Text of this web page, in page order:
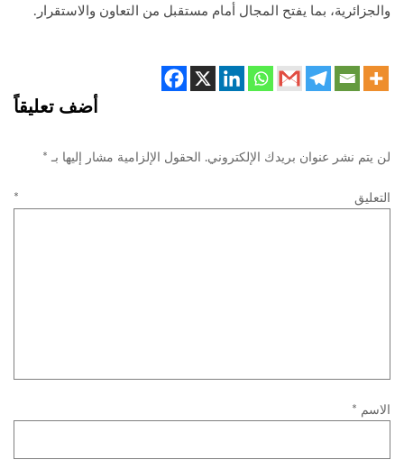
والجزائرية، بما يفتح المجال أمام مستقبل من التعاون والاستقرار.
أضف تعليقاً
لن يتم نشر عنوان بريدك الإلكتروني. الحقول الإلزامية مشار إليها بـ *
التعليق *
الاسم *